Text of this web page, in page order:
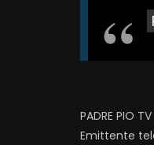
PADRE PIO TV
Emittente